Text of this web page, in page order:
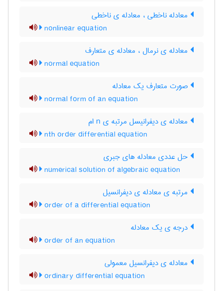
معادله ناخطی ، معادله ی ناخطی
nonlinear equation
معادله ی نرمال ، معادله ی متعارف
normal equation
صورت متعارف یک معادله
normal form of an equation
معادله ی دیفرانیسل مرتبه ی n ام
nth order differential equation
حل عددی معادله های جبری
numerical solution of algebraic equation
مرتبه ی معادله ی دیفرانسیل
order of a differential equation
درجه ی یک معادله
order of an equation
معادله ی دیفرانسیل معمولی
ordinary differential equation